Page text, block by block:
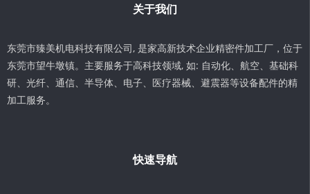
关于我们
东莞市臻美机电科技有限公司, 是家高新技术企业精密件加工厂，位于
东莞市望牛墩镇。主要服务于高科技领域, 如: 自动化、航空、基础科
研、光纤、通信、半导体、电子、医疗器械、避震器等设备配件的精
加工服务。
快速导航